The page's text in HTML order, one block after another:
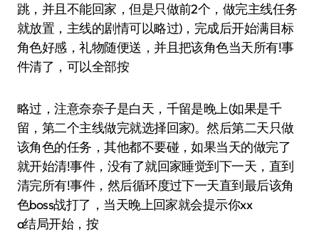
跳，并且不能回家，但是只做前2个，做完主线任务
就放置，主线的剧情可以略过)，完成后开始满目标
角色好感，礼物随便送，并且把该角色当天所有!事
件清了，可以全部按
略过，注意奈奈子是白天，千留是晚上(如果是千
留，第二个主线做完就选择回家)。然后第二天只做
该角色的任务，其他都不要碰，如果当天的做完了
就开始清!事件，没有了就回家睡觉到下一天，直到
清完所有!事件，然后循环度过下一天直到最后该角
色boss战打了，当天晚上回家就会提示你xx
a结局开始，按